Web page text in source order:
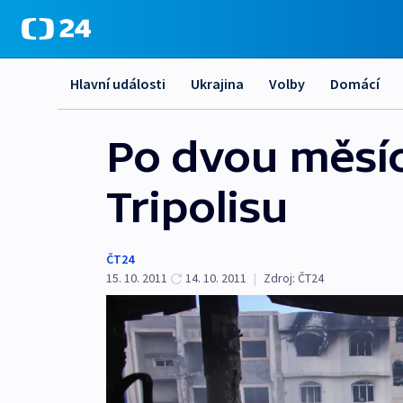
Hlavní události Ukrajina Volby Domácí
Po dvou
Tripolisu
ČT24
15. 10. 2011
14. 10. 2011 | Zdroj: ČT24